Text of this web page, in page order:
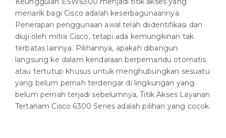
menarik bagi Cisco adalah keserbagunaannya.
Penerapan penggunaan awal telah diidentifikasi dan
diuji oleh mitra Cisco, tetapi ada kemungkinan tak
terbatas lainnya. Pilihannya, apakah dibangun
langsung ke dalam kendaraan berpemandu otomatis
atau tertutup khusus untuk menghubungkan sesuatu
yang belum pernah terdengar di lingkungan yang
belum pernah terjadi sebelumnya, Titik Akses Layanan
Tertanam Cisco 6300 Series adalah pilihan yang cocok.